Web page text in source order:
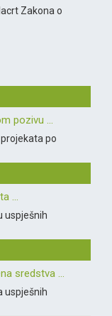
Zakona o
pozivu ...
po
...
uspješnih
sredstva ...
uspješnih